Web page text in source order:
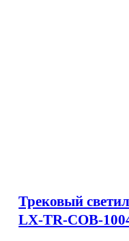
Трековый
LX-TR-COB-